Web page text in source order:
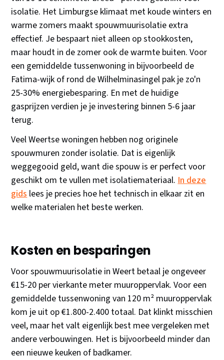
isolatie. Het Limburgse klimaat met koude winters en
warme zomers maakt spouwmuurisolatie extra
effectief. Je bespaart niet alleen op stookkosten,
maar houdt in de zomer ook de warmte buiten. Voor
een gemiddelde tussenwoning in bijvoorbeeld de
Fatima-wijk of rond de Wilhelminasingel pak je zo'n
25-30% energiebesparing. En met de huidige
gasprijzen verdien je je investering binnen 5-6 jaar
terug.
Veel Weertse woningen hebben nog originele
spouwmuren zonder isolatie. Dat is eigenlijk
weggegooid geld, want die spouw is er perfect voor
geschikt om te vullen met isolatiemateriaal.In deze
gidslees je precies hoe het technisch in elkaar zit en
welke materialen het beste werken.
Kosten en besparingen
Voor spouwmuurisolatie in Weert betaal je ongeveer
€15-20 per vierkante meter muuroppervlak. Voor een
gemiddelde tussenwoning van 120 m² muuroppervlak
kom je uit op €1.800-2.400 totaal. Dat klinkt misschien
veel, maar het valt eigenlijk best mee vergeleken met
andere verbouwingen. Het is bijvoorbeeld minder dan
een nieuwe keuken of badkamer.